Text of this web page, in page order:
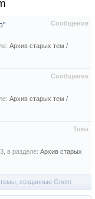
Сообщение
Архив старых тем /
Сообщение
Архив старых тем /
Тема
3, в разделе: Архив старых
созданные Gnom